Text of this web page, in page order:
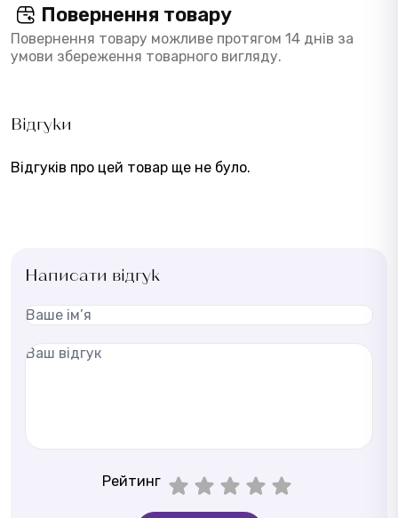
Повернення товару
Повернення товару можливе протягом 14 днів за
умови збереження товарного вигляду.
Відгуки
Відгуків про цей товар ще не було.
Написати відгук
Рейтинг